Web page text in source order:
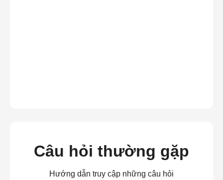
Câu hỏi thường gặp
Hướng dẫn truy cập những câu hỏi